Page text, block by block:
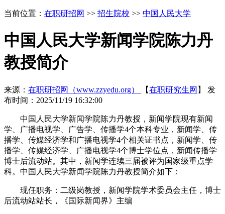
当前位置： 在职研招网 >> 招生院校 >> 中国人民大学
中国人民大学新闻学院陈力丹
教授简介
来源： 在职研招网（www.zzyedu.org） 【在职研究生网 】
发
布时间：2025/11/19 16:32:00
中国人民大学新闻学院陈力丹教授，新闻学院现有新闻
学、广播电视学、广告学、传播学4个本科专业，新闻学、传
播学、传媒经济学和广播电视学4个相关证书点，新闻学、传
播学、传媒经济学、广播电视学4个博士学位点，新闻传播学
博士后流动站。其中，新闻学连续三届被评为国家级重点学
科。中国人民大学新闻学院陈力丹教授简介如下：
现任职务：二级岗教授，新闻学院学术委员会主任，博士
后流动站站长，《国际新闻界》主编